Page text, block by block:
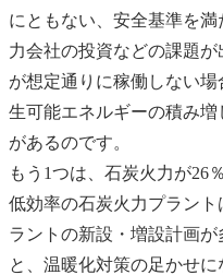
にともない、安全基準を
力会社の投資などの課題
が想定通りに稼働しない
生可能エネルギーの積み
があるのです。
もう1つは、石炭火力が26
低効率の石炭火力プラン
ラントの新設・増設計画
と、温暖化対策の足かせ